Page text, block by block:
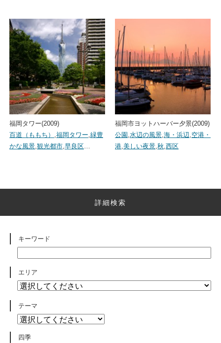
福岡タワー(2009)
百道（ももち） ,福岡タワー,緑豊
かな風景,観光都市,早良区…
福岡市ヨットハーバー夕景(2009)
公園 ,水辺の風景,海・浜辺,空港・
港,美しい夜景,秋,西区
詳細検索
キーワード
エリア
テーマ
四季